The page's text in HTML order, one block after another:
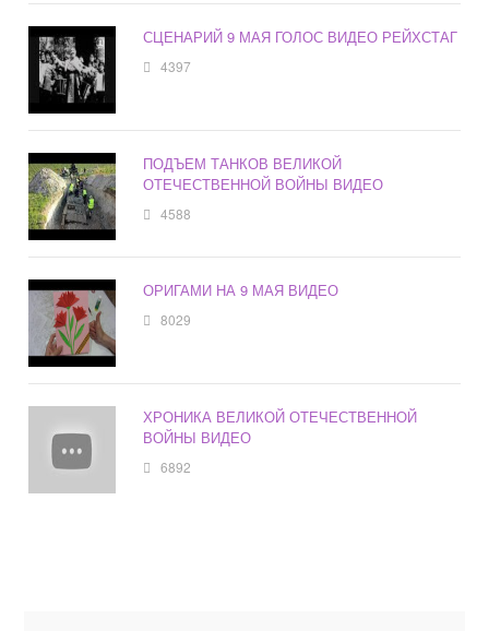
СЦЕНАРИЙ 9 МАЯ ГОЛОС ВИДЕО РЕЙХСТАГ
4397
ПОДЪЕМ ТАНКОВ ВЕЛИКОЙ
ОТЕЧЕСТВЕННОЙ ВОЙНЫ ВИДЕО
4588
ОРИГАМИ НА 9 МАЯ ВИДЕО
8029
ХРОНИКА ВЕЛИКОЙ ОТЕЧЕСТВЕННОЙ
ВОЙНЫ ВИДЕО
6892